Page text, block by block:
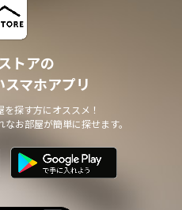
トアの
マホアプリ
探す方にオススメ！
お部屋が簡単に探せます。